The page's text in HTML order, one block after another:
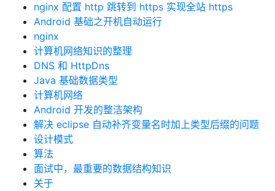
nginx 配置 http 跳转到 https 实现全站 https
Android 基础之开机自动运行
nginx
计算机网络知识的整理
DNS 和 HttpDns
Java 基础数据类型
计算机网络
Android 开发的整洁架构
解决 eclipse 自动补齐变量名时加上类型后缀的问题
设计模式
算法
面试中，最重要的数据结构知识
关于